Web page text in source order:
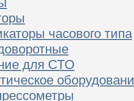
часового типа
для СТО